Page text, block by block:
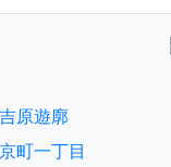
原遊廓
京町一丁目